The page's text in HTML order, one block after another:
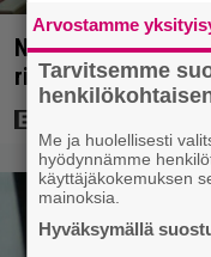
Nyt Netflixissä:
rikossarjoista –
Arvostamme
Tarvitsemme
Me ja huolellisesti
hyödynnämme
käyttäjäkokemuksen
mainoksia.
Hyväksymällä